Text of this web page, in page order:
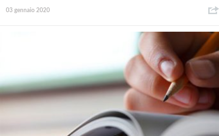
03 gennaio 2020